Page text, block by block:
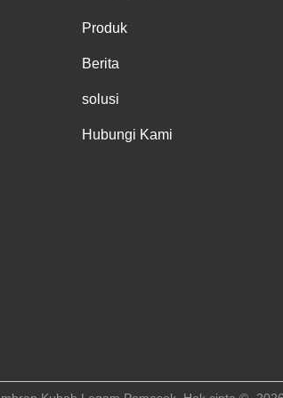
Produk
Berita
solusi
Hubungi Kami